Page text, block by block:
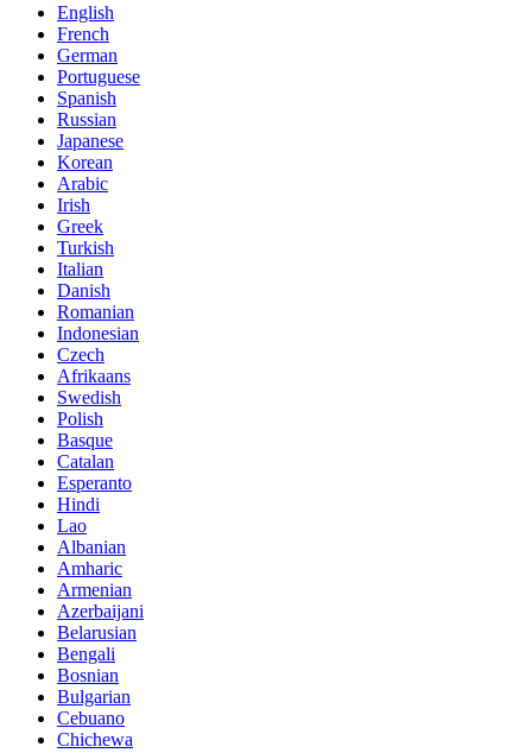
English
French
German
Portuguese
Spanish
Russian
Japanese
Korean
Arabic
Irish
Greek
Turkish
Italian
Danish
Romanian
Indonesian
Czech
Afrikaans
Swedish
Polish
Basque
Catalan
Esperanto
Hindi
Lao
Albanian
Amharic
Armenian
Azerbaijani
Belarusian
Bengali
Bosnian
Bulgarian
Cebuano
Chichewa